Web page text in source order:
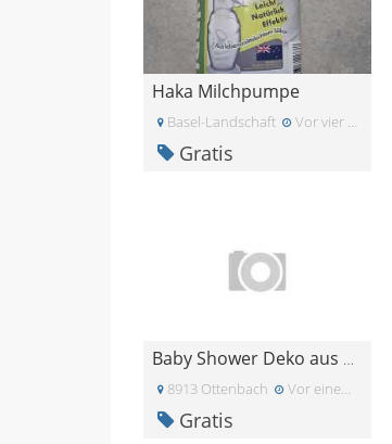
Haka Milchpumpe
Basel-Landschaft Vor vier Wochen
Gratis
Baby Shower Deko aus Holz
8913 Ottenbach Vor einem Monat
Gratis